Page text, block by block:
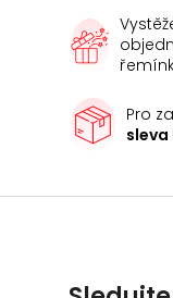
Pro
sleva